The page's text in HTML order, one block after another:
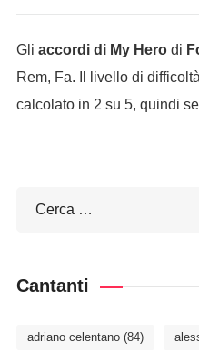
Gli accordi di My Herodi
Rem, Fa. Il livello di
calcolato in 2 su 5, quindi
Cantanti
adriano celentano(84)